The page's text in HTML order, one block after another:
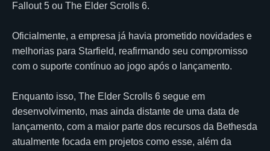
Fallout 5 ou The Elder Scrolls 6.
Oficialmente, a empresa já havia prometido novidades e
melhorias para Starfield, reafirmando seu compromisso
com o suporte contínuo ao jogo após o lançamento.
Enquanto isso, The Elder Scrolls 6 segue em
desenvolvimento, mas ainda distante de uma data de
lançamento, com a maior parte dos recursos da Bethesda
atualmente focada em projetos como esse, além da